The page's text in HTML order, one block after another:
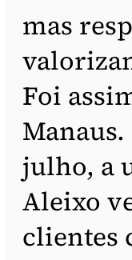
mas
Foi
julho, a
Aleixo
clientes